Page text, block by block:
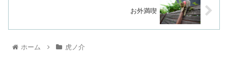
お外満喫
ホーム 虎ノ介